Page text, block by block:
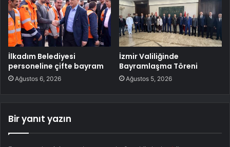
İlkadım Belediyesi
personeline çifte bayram
Ağustos 6, 2026
İzmir Valiliğinde
Bayramlaşma Töreni
Ağustos 5, 2026
Bir yanıt yazın